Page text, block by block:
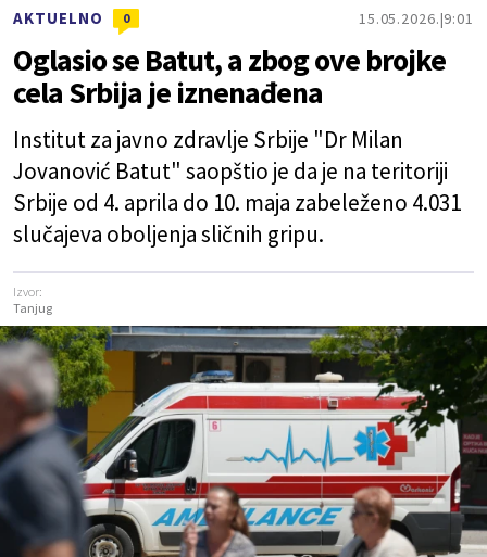
AKTUELNO 0 15.05.2026. 9:01
Oglasio se Batut, a zbog ove brojke
cela Srbija je iznenađena
Institut za javno zdravlje Srbije "Dr Milan
Jovanović Batut" saopštio je da je na teritoriji
Srbije od 4. aprila do 10. maja zabeleženo 4.031
slučajeva oboljenja sličnih gripu.
Izvor:
Tanjug